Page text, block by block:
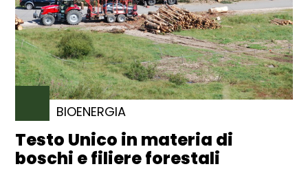
BIOENERGIA
Testo Unico in materia di
boschi e filiere forestali